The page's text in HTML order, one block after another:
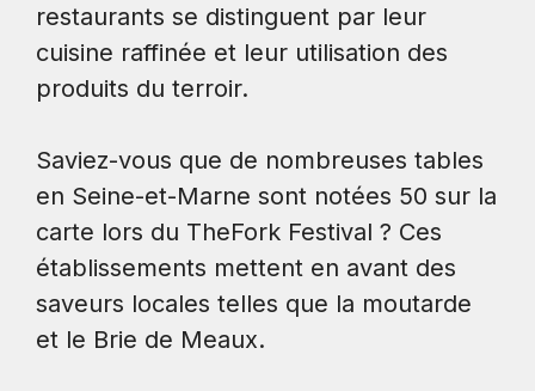
restaurants se distinguent par leur
cuisine raffinée et leur utilisation des
produits du terroir.
Saviez-vous que de nombreuses tables
en Seine-et-Marne sont notées 50 sur la
carte lors du TheFork Festival ? Ces
établissements mettent en avant des
saveurs locales telles que la moutarde
et le Brie de Meaux.